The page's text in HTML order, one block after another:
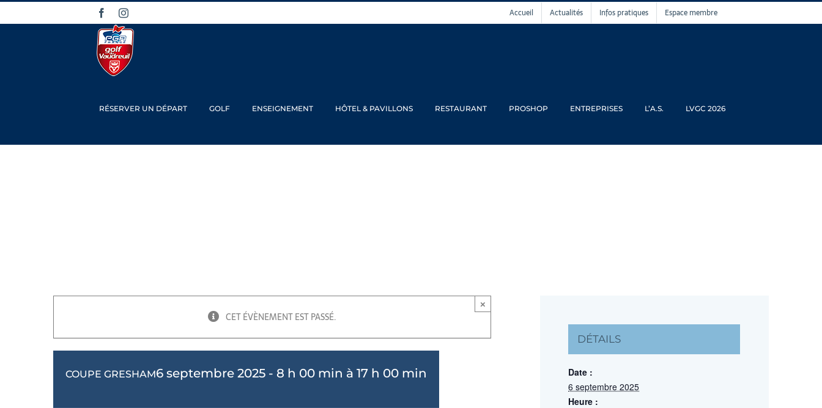
Passer
contenu
FacebookInstagram Accueil Actualités Infos pratiques Espace membre
RÉSERVER UN DÉPART GOLF ENSEIGNEMENT HÔTEL & PAVILLONS RESTAURANT PROSHOP ENTREPRISES L’A.S. LVGC 2026
×
CET ÉVÈNEMENT EST PASSÉ.
COUPE GRESHAM6 septembre 2025 - 8 h 00 min à 17 h 00 min
DÉTAILS
Date :
6 septembre 2025
Heure :